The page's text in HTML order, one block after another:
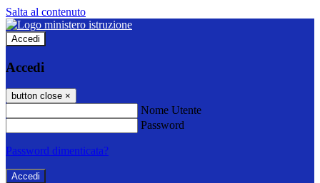
Salta al contenuto
Accedi
Accedi
button close ×
Nome Utente
Password
Password dimenticata?